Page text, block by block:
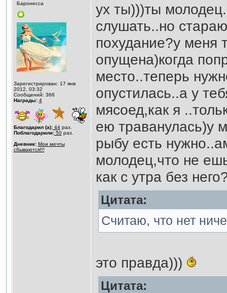
Баронесса
Зарегистрирован: 17 янв
2012, 03:32
Сообщений: 366
Награды: 4
Благодарил (а):44раз.
Поблагодарили:50раз.
Дневник: Мои мечты
сбываются!!!
ух ты)))ты
слушать..но
похудание?у меня
опущена)когда
место..теперь
опустилась..а у
мясоед,как я
ею траванулась)у
рыбу есть
молодец,что не
как с утра без
Цитата:
Считаю, что нет
это правда)))
Цитата: